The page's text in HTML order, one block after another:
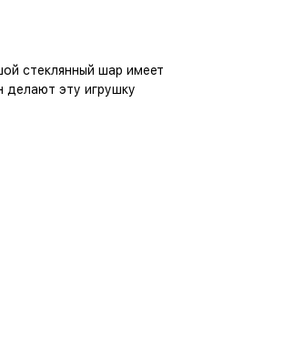
стеклянный шар имеет
делают эту игрушку